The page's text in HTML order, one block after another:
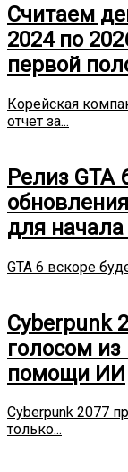
Считаем
2024 по
первой
Корейская
отчет за...
Релиз GTA
для
GTA 6 вскоре
Cyberpunk
голосом
помощи ИИ
Cyberpunk 2077
только...